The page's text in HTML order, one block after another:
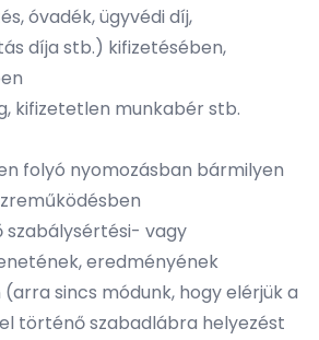
óvadék, ügyvédi díj,
díja stb.) kifizetésében,
kifizetetlen munkabér stb.
folyó nyomozásban bármilyen
szabálysértési- vagy
eredményének
sincs módunk, hogy elérjük a
történő szabadlábra helyezést